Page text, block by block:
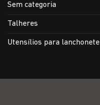
Sem categoria
Talheres
Utensílios para lanchonete